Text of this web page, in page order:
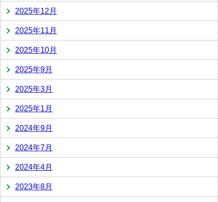
2025年12月
2025年11月
2025年10月
2025年9月
2025年3月
2025年1月
2024年9月
2024年7月
2024年4月
2023年8月